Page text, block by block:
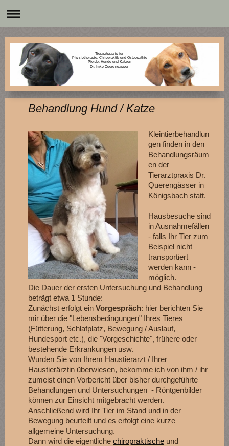
Tierarztpraxis für
Physiotherapie, Chiropraktik und Osteopathie
- Pferde, Hunde und Katzen -
Dr. Imke Querengässer
Behandlung Hund / Katze
Kleintierbehandlun
gen finden in den
Behandlungsräum
en der
Tierarztpraxis Dr.
Querengässer in
Königsbach statt.
Hausbesuche sind
in Ausnahmefällen
- falls Ihr Tier zum
Beispiel nicht
transportiert
werden kann -
möglich.
Die Dauer der ersten Untersuchung und Behandlung
beträgt etwa 1 Stunde:
Zunächst erfolgt ein Vorgespräch: hier berichten Sie
mir über die "Lebensbedingungen" Ihres Tieres
(Fütterung, Schlafplatz, Bewegung / Auslauf,
Hundesport etc.), die "Vorgeschichte", frühere oder
bestehende Erkrankungen usw.
Wurden Sie von Ihrem Haustierarzt / Ihrer
Haustierärztin überwiesen, bekomme ich von ihm / ihr
zumeist einen Vorbericht über bisher durchgeführte
Behandlungen und Untersuchungen - Röntgenbilder
können zur Einsicht mitgebracht werden.
Anschließend wird Ihr Tier im Stand und in der
Bewegung beurteilt und es erfolgt eine kurze
allgemeine Untersuchung.
Dann wird die eigentliche chiropraktische und